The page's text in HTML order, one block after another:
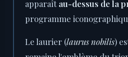
apparaîtau-dessus de la
programme
Le laurier (laurus nobilis)